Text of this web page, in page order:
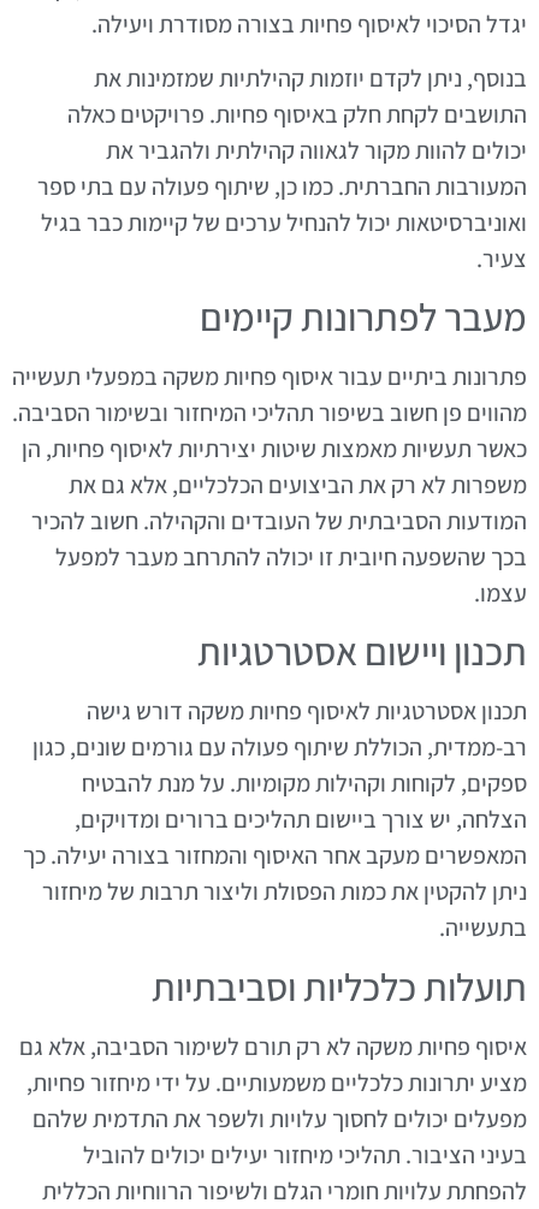
יגדל הסיכוי לאיסוף פחיות בצורה מסודרת ויעילה.
בנוסף, ניתן לקדם יוזמות קהילתיות שמזמינות את
התושבים לקחת חלק באיסוף פחיות. פרויקטים כאלה
יכולים להוות מקור לגאווה קהילתית ולהגביר את
המעורבות החברתית. כמו כן, שיתוף פעולה עם בתי ספר
ואוניברסיטאות יכול להנחיל ערכים של קיימות כבר בגיל
צעיר.
מעבר לפתרונות קיימים
פתרונות ביתיים עבור איסוף פחיות משקה במפעלי תעשייה
מהווים פן חשוב בשיפור תהליכי המיחזור ובשימור הסביבה.
כאשר תעשיות מאמצות שיטות יצירתיות לאיסוף פחיות, הן
משפרות לא רק את הביצועים הכלכליים, אלא גם את
המודעות הסביבתית של העובדים והקהילה. חשוב להכיר
בכך שהשפעה חיובית זו יכולה להתרחב מעבר למפעל
עצמו.
תכנון ויישום אסטרטגיות
תכנון אסטרטגיות לאיסוף פחיות משקה דורש גישה
רב-ממדית, הכוללת שיתוף פעולה עם גורמים שונים, כגון
ספקים, לקוחות וקהילות מקומיות. על מנת להבטיח
הצלחה, יש צורך ביישום תהליכים ברורים ומדויקים,
המאפשרים מעקב אחר האיסוף והמחזור בצורה יעילה. כך
ניתן להקטין את כמות הפסולת וליצור תרבות של מיחזור
בתעשייה.
תועלות כלכליות וסביבתיות
איסוף פחיות משקה לא רק תורם לשימור הסביבה, אלא גם
מציע יתרונות כלכליים משמעותיים. על ידי מיחזור פחיות,
מפעלים יכולים לחסוך עלויות ולשפר את התדמית שלהם
בעיני הציבור. תהליכי מיחזור יעילים יכולים להוביל
להפחתת עלויות חומרי הגלם ולשיפור הרווחיות הכללית